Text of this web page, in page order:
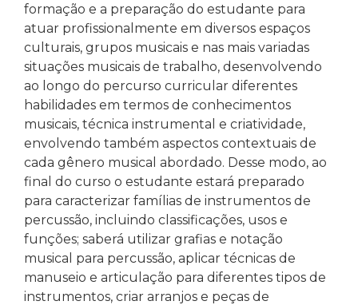
formação e a preparação do estudante para
atuar profissionalmente em diversos espaços
culturais, grupos musicais e nas mais variadas
situações musicais de trabalho, desenvolvendo
ao longo do percurso curricular diferentes
habilidades em termos de conhecimentos
musicais, técnica instrumental e criatividade,
envolvendo também aspectos contextuais de
cada gênero musical abordado. Desse modo, ao
final do curso o estudante estará preparado
para caracterizar famílias de instrumentos de
percussão, incluindo classificações, usos e
funções; saberá utilizar grafias e notação
musical para percussão, aplicar técnicas de
manuseio e articulação para diferentes tipos de
instrumentos, criar arranjos e peças de